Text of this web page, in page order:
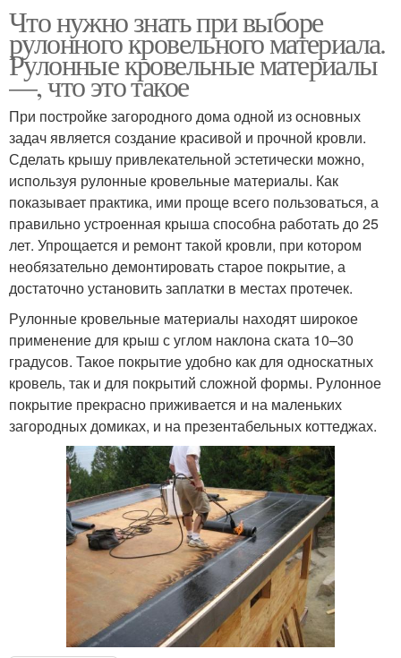
Что нужно знать при выборе
рулонного кровельного материала.
Рулонные кровельные материалы
—, что это такое
При постройке загородного дома одной из основных
задач является создание красивой и прочной кровли.
Сделать крышу привлекательной эстетически можно,
используя рулонные кровельные материалы. Как
показывает практика, ими проще всего пользоваться, а
правильно устроенная крыша способна работать до 25
лет. Упрощается и ремонт такой кровли, при котором
необязательно демонтировать старое покрытие, а
достаточно установить заплатки в местах протечек.
Рулонные кровельные материалы находят широкое
применение для крыш с углом наклона ската 10–30
градусов. Такое покрытие удобно как для односкатных
кровель, так и для покрытий сложной формы. Рулонное
покрытие прекрасно приживается и на маленьких
загородных домиках, и на презентабельных коттеджах.